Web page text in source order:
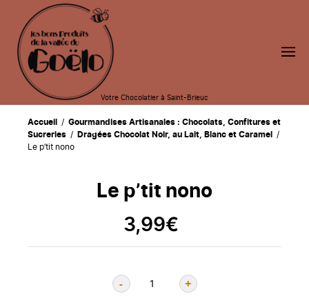
Votre Chocolatier à Saint-Brieuc
Accueil / Gourmandises Artisanales : Chocolats, Confitures et
Sucreries / Dragées Chocolat Noir, au Lait, Blanc et Caramel
/
Le p’tit nono
Le p’tit nono
3,99€
- Quantité +